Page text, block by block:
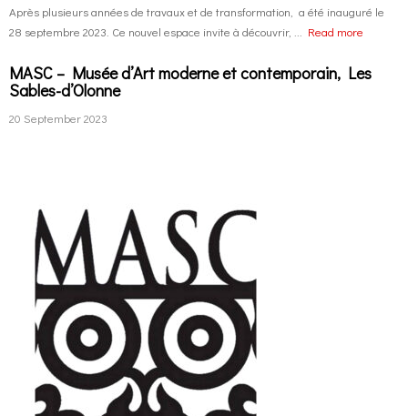
Après plusieurs années de travaux et de transformation, a été inauguré le
28 septembre 2023. Ce nouvel espace invite à découvrir, ... Read more
MASC – Musée d’Art moderne et contemporain, Les
Sables-d’Olonne
20 September 2023